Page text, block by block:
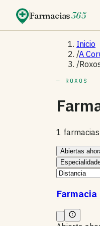
Farmacias365
Inicio
/A
/
— ROXOS
1
Abiertas
Farmacia